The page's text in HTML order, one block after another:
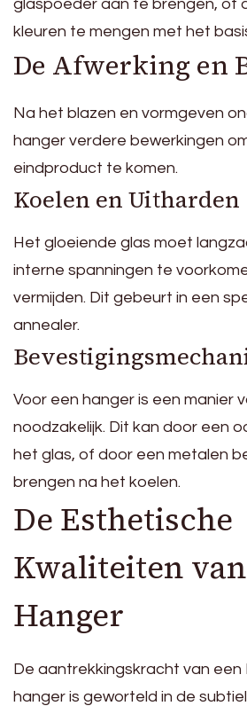
glaspoeder aan te brengen, of
kleuren te mengen met het
De Afwerking en
Na het blazen en vormgeven
hanger verdere bewerkingen
eindproduct te komen.
Koelen en Uitharden
Het gloeiende glas moet
interne spanningen te
vermijden. Dit gebeurt in een
annealer.
Voor een hanger is een manier
noodzakelijk. Dit kan door een
het glas, of door een metalen
brengen na het koelen.
De Esthetische
Kwaliteiten
Hanger
De aantrekkingskracht van een
hanger is geworteld in de